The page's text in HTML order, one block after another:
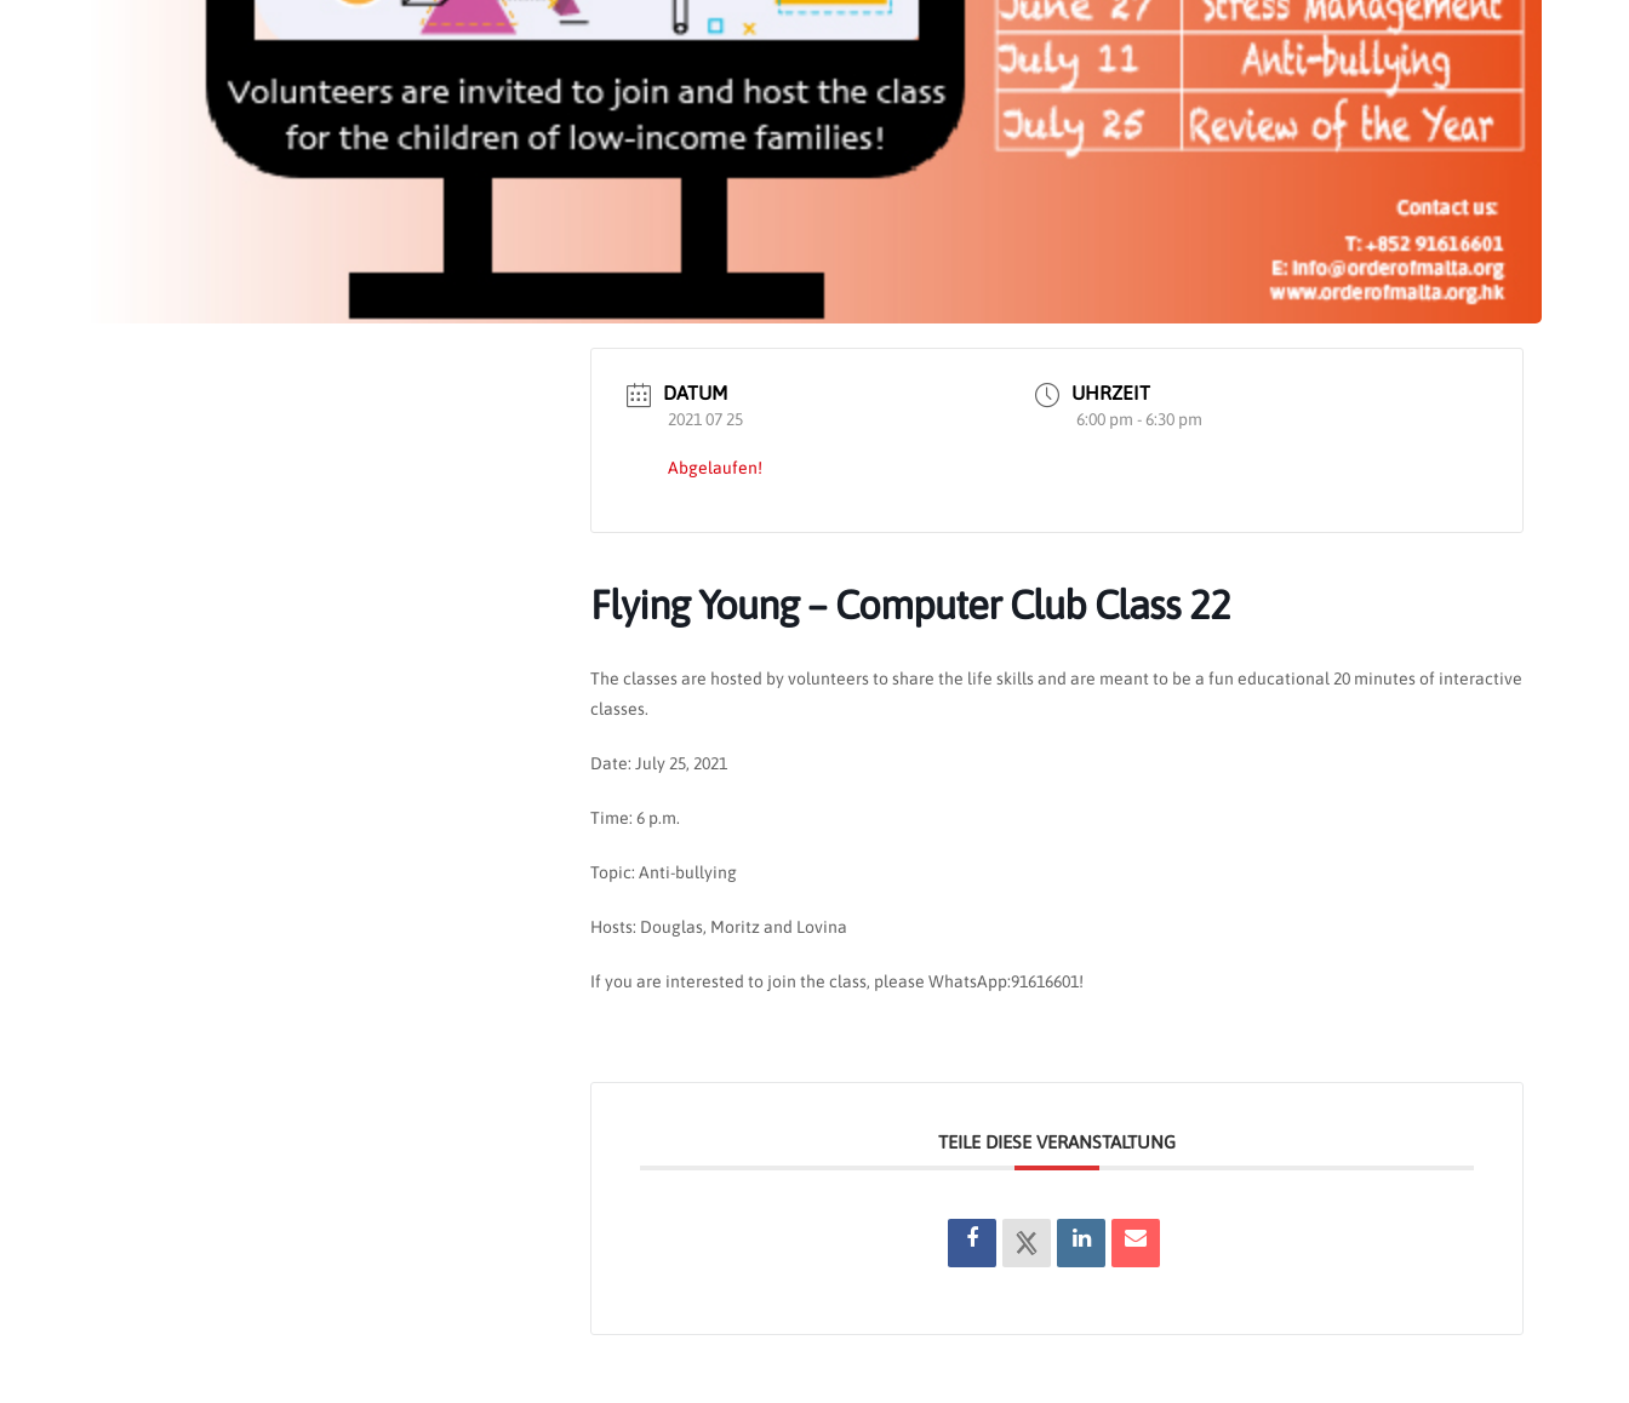
DATUM
2021 07 25
Abgelaufen!
UHRZEIT
6:00 pm - 6:30 pm
Flying Young – Computer Club Class 22
The classes are hosted by volunteers to share the life skills and are meant to be a fun educational 20 minutes of interactive
classes.
Date: July 25, 2021
Time: 6 p.m.
Topic: Anti-bullying
Hosts: Douglas, Moritz and Lovina
If you are interested to join the class, please WhatsApp:91616601!
TEILE DIESE VERANSTALTUNG